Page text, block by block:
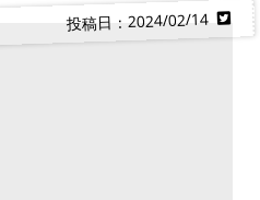
投稿日：2024/02/14